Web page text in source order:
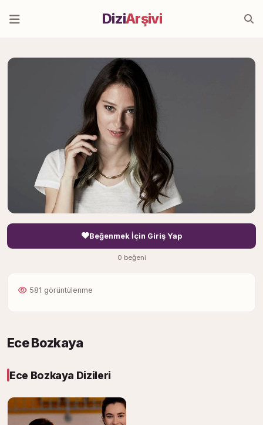
DiziArşivi
Beğenmek İçin Giriş Yap
0 beğeni
581 görüntülenme
Ece Bozkaya
Ece Bozkaya Dizileri